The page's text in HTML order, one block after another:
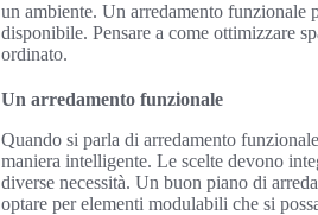
un ambiente. Un arredamento funzionale
disponibile. Pensare a come ottimizzare
ordinato.
Un arredamento funzionale
Quando si parla di arredamento
maniera intelligente. Le scelte devono
diverse necessità. Un buon piano di
optare per elementi modulabili che si